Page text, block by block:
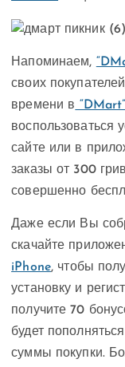
Напоминаем,
своих
времени в “DMart”
воспользоваться
сайте или в
заказы от 300
совершенно
Даже если Вы
скачайте
iPhone, чтобы
установку и
получите 70
будет
суммы покупки.